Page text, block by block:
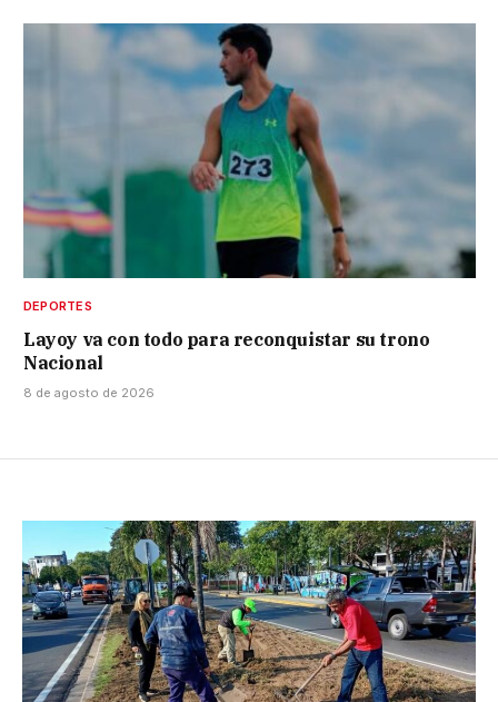
DEPORTES
Layoy va con todo para reconquistar su trono
Nacional
8 de agosto de 2026